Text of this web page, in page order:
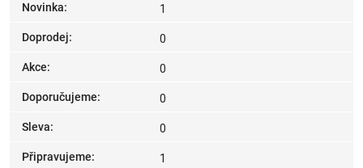
Novinka: 1
Doprodej: 0
Akce: 0
Doporučujeme: 0
Sleva: 0
Připravujeme: 1